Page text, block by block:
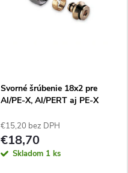
Svorné šrúbenie 18x2 pre
Al/PE-X, Al/PERT aj PE-X
€15,20 bez DPH
€18,70
Skladom 1 ks